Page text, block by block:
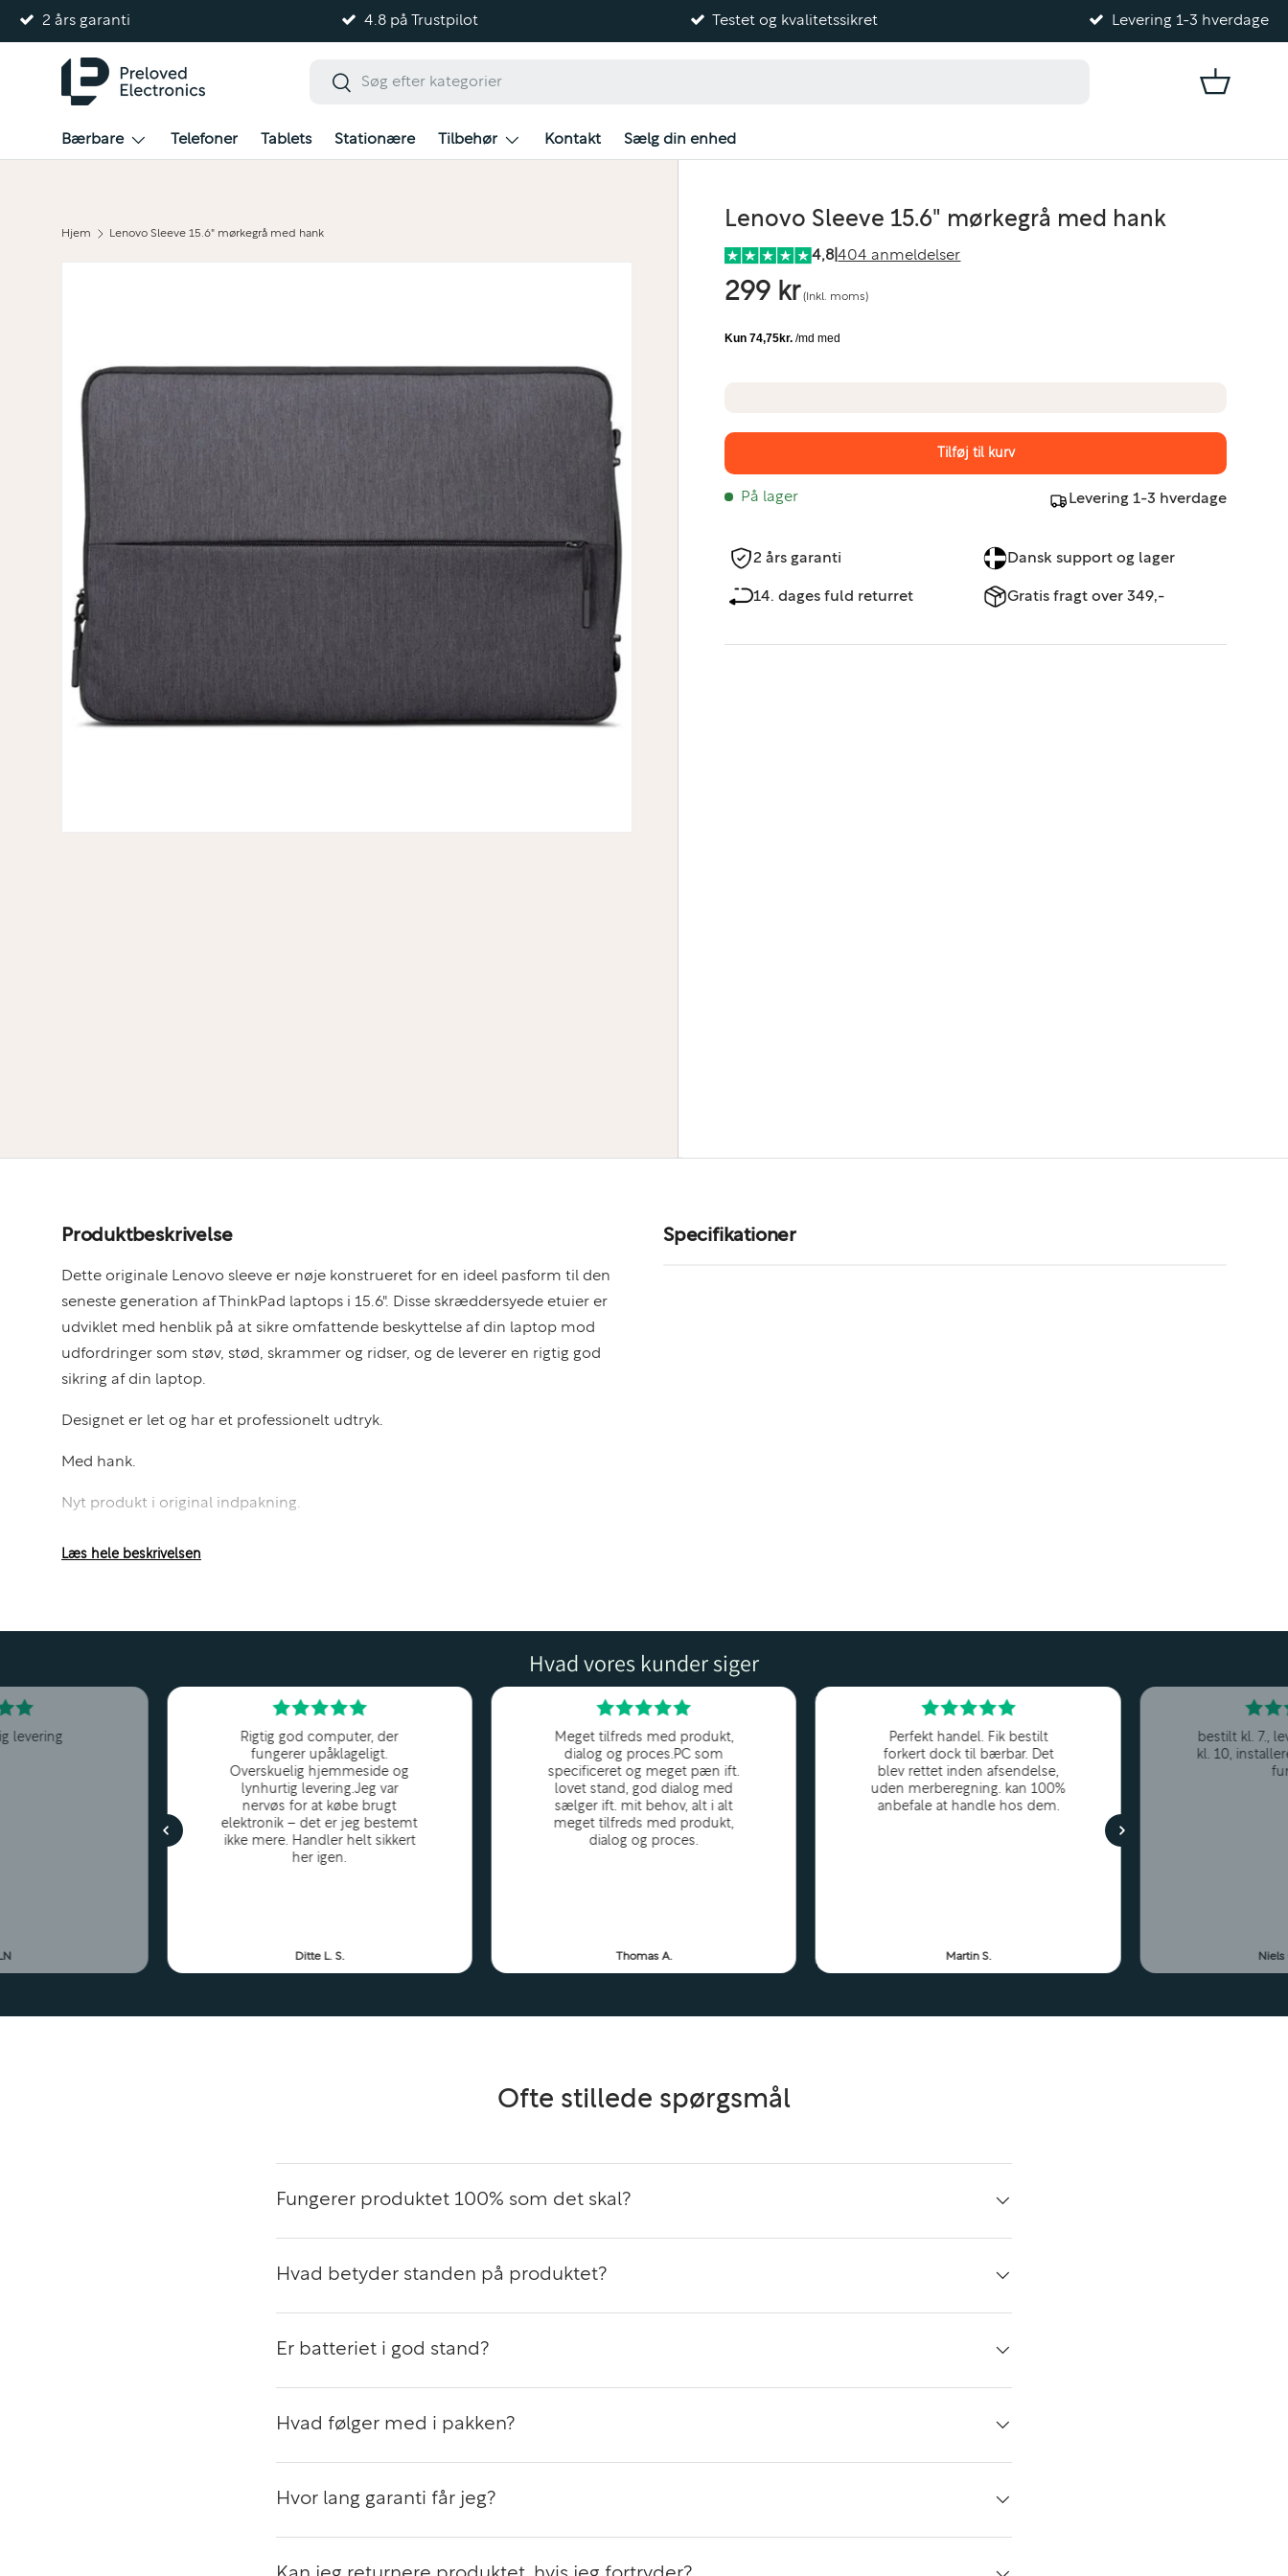
2 års garanti 4.8 på Trustpilot Testet og kvalitetssikret Levering 1-3 hverdage
Søg
Kurv
Bærbare Telefoner Tablets Stationære Tilbehør Kontakt Sælg din enhed
Hjem Lenovo Sleeve 15.6" mørkegrå med hank
Lenovo Sleeve 15.6" mørkegrå med hank
4,8|404 anmeldelser
299 kr(Inkl. moms)
Tilføj til kurv
På lager Levering 1-3 hverdage
2 års garanti Dansk support og lager
14. dages fuld returret Gratis fragt over 349,-
Produktbeskrivelse
Dette originale Lenovo sleeve er nøje konstrueret for en ideel pasform til den
seneste generation af ThinkPad laptops i 15.6". Disse skræddersyede etuier er
udviklet med henblik på at sikre omfattende beskyttelse af din laptop mod
udfordringer som støv, stød, skrammer og ridser, og de leverer en rigtig god
sikring af din laptop.
Designet er let og har et professionelt udtryk.
Med hank.
Nyt produkt i original indpakning.
Læs hele beskrivelsen
Specifikationer
Hvad vores kunder siger
levering
Rigtig god computer, der
fungerer upåklageligt.
Overskuelig hjemmeside og
lynhurtig levering.Jeg var
nervøs for at købe brugt
elektronik – det er jeg bestemt
ikke mere. Handler helt sikkert
her igen.
Ditte L. S.
Meget tilfreds med produkt,
dialog og proces.PC som
specificeret og meget pæn ift.
lovet stand, god dialog med
sælger ift. mit behov, alt i alt
meget tilfreds med produkt,
dialog og proces.
Thomas A.
Perfekt handel. Fik bestilt
forkert dock til bærbar. Det
blev rettet inden afsendelse,
uden merberegning. kan 100%
anbefale at handle hos dem.
Martin S.
bestilt kl. 7.,
kl. 10,
Niels
Ofte stillede spørgsmål
Fungerer produktet 100% som det skal?
Hvad betyder standen på produktet?
Er batteriet i god stand?
Hvad følger med i pakken?
Hvor lang garanti får jeg?